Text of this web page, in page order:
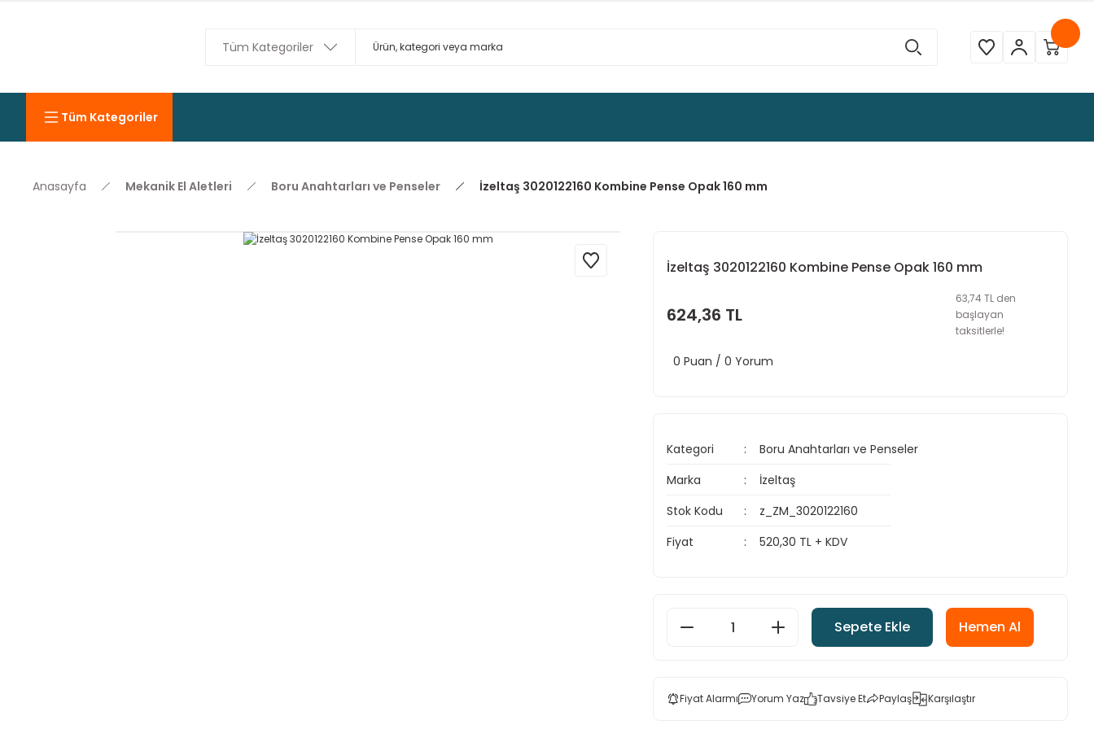
Tüm Kategoriler
Anasayfa Mekanik El Aletleri Boru Anahtarları ve Penseler İzeltaş 3020122160 Kombine Pense Opak 160 mm
İzeltaş 3020122160 Kombine Pense Opak 160 mm
624,36 TL
63,74 TL den
başlayan
taksitlerle!
0 Puan / 0 Yorum
Kategori
Boru Anahtarları ve Penseler
Marka
İzeltaş
Stok Kodu
z_ZM_3020122160
Fiyat
520,30 TL + KDV
Sepete Ekle Hemen Al
Fiyat Alarmı Yorum Yaz Tavsiye Et Paylaş Karşılaştır